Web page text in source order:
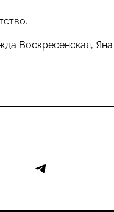
Воскресенская, Яна